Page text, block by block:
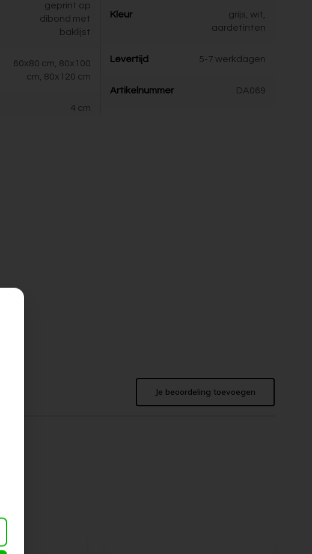
geprint op
dibond met
baklijst
60x80 cm, 80x100
cm, 80x120 cm
4 cm
Kleur
grijs, wit,
aardetinten
Levertijd 5-7 werkdagen
Artikelnummer DA069
Je beoordeling toevoegen